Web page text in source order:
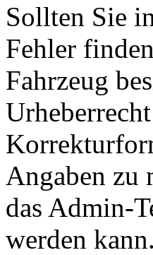
Sollten Sie
Fehler
Fahrzeug
Angaben zu
das Admin-
werden kann.